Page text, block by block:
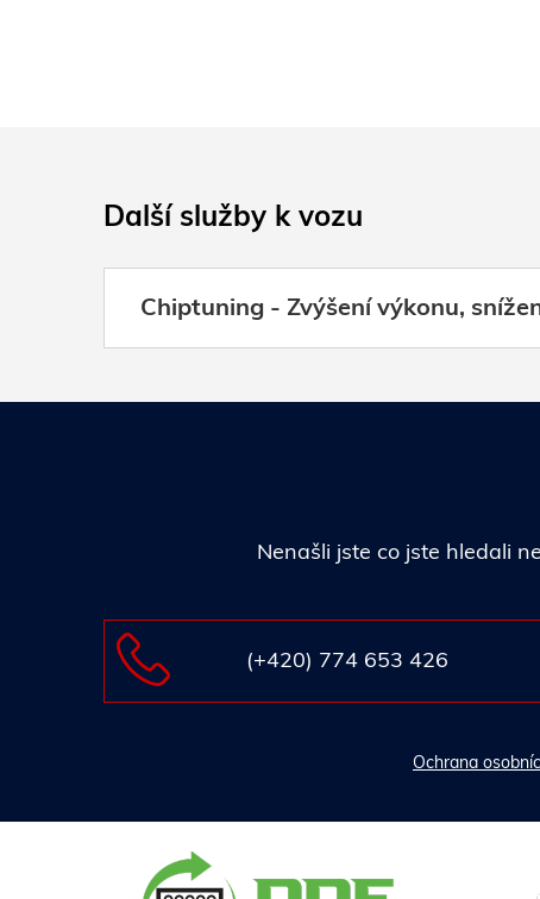
Další služby k vozu
Chiptuning - Zvýšení výkonu,
Nenašli jste co jste hledali
(+420) 774 653 426
Ochrana